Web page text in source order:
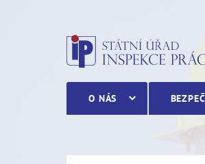
Archiv
O NÁS